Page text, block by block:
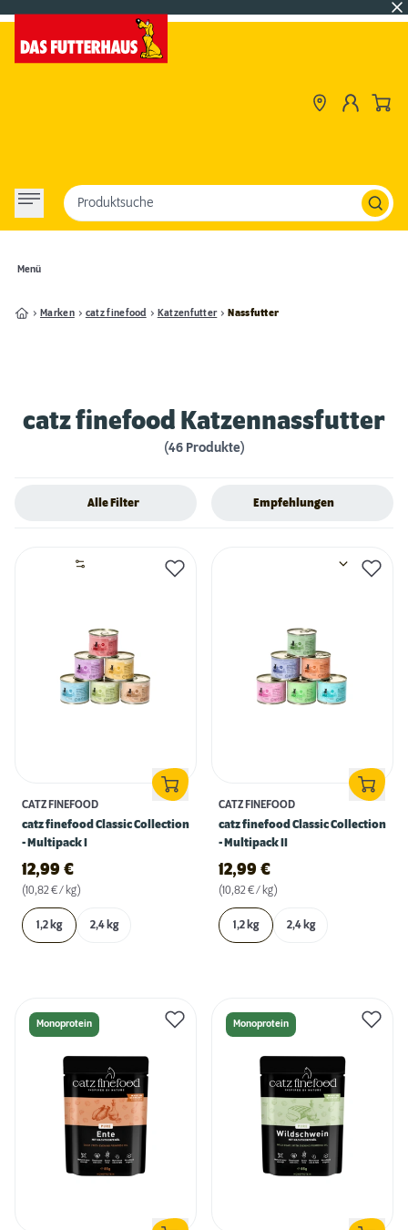
Menü
Produktsuche
Marken catz finefood Katzenfutter Nassfutter
catz finefood Katzennassfutter
(46 Produkte)
Alle Filter Empfehlungen
CATZ FINEFOOD
catz finefood Classic Collection
- Multipack I
12,99 €
(10,82 € / kg)
1,2 kg 2,4 kg
CATZ FINEFOOD
catz finefood Classic Collection
- Multipack II
12,99 €
(10,82 € / kg)
1,2 kg 2,4 kg
Monoprotein Monoprotein